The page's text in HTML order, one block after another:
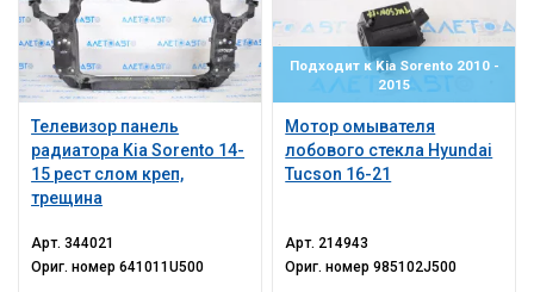
Телевизор панель
радиатора Kia Sorento 14-
15 рест слом креп,
трещина
Арт.344021
Ориг. номер641011U500
Подходит к Kia Sorento 2010 -
2015
Мотор омывателя
лобового стекла Hyundai
Tucson 16-21
Арт. 214943
Ориг. номер985102J500